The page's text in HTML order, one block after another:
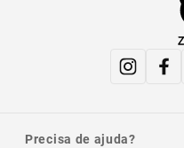
Precisa de ajuda?